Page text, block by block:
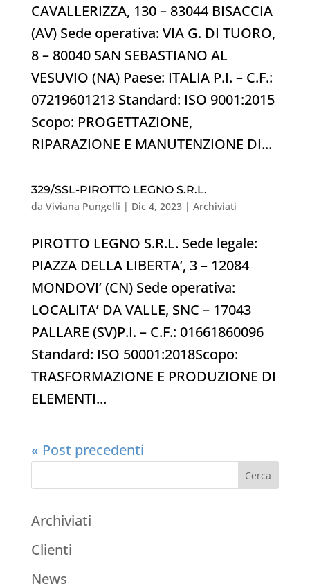
CAVALLERIZZA, 130 – 83044 BISACCIA
(AV) Sede operativa: VIA G. DI TUORO,
8 – 80040 SAN SEBASTIANO AL
VESUVIO (NA) Paese: ITALIA P.I. – C.F.:
07219601213 Standard: ISO 9001:2015
Scopo: PROGETTAZIONE,
RIPARAZIONE E MANUTENZIONE DI...
329/SSL-PIROTTO LEGNO S.R.L.
da Viviana Pungelli | Dic 4, 2023| Archiviati
PIROTTO LEGNO S.R.L. Sede legale:
PIAZZA DELLA LIBERTA’, 3 – 12084
MONDOVI’ (CN) Sede operativa:
LOCALITA’ DA VALLE, SNC – 17043
PALLARE (SV)P.I. – C.F.: 01661860096
Standard: ISO 50001:2018Scopo:
TRASFORMAZIONE E PRODUZIONE DI
ELEMENTI...
« Post precedenti
Archiviati
Clienti
News